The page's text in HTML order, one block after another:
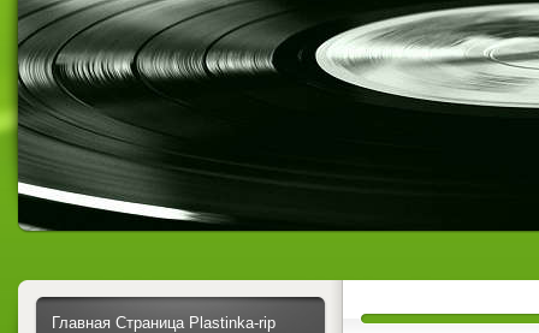
Главная Страница Plastinka-rip